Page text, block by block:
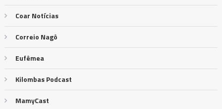
Coar Notícias
Correio Nagô
Eufêmea
Kilombas Podcast
MamyCast